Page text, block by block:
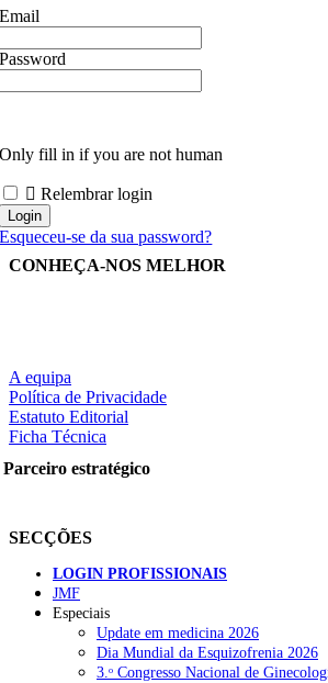
Email
Password
Only fill in if you are not human
Relembrar login
Esqueceu-se da sua password?
CONHEÇA-NOS MELHOR
A equipa
Política de Privacidade
Estatuto Editorial
Ficha Técnica
Parceiro estratégico
SECÇÕES
LOGIN PROFISSIONAIS
JMF
Especiais
Update em medicina 2026
Dia Mundial da Esquizofrenia 2026
3.ᵒ Congresso Nacional de